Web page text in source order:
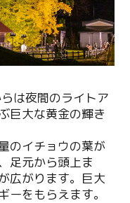
は夜間のライトア
巨大な黄金の輝き
のイチョウの葉が
足元から頭上ま
広がります。巨大
ーをもらえます。